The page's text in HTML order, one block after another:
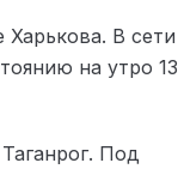
В сети
на утро 13
Под